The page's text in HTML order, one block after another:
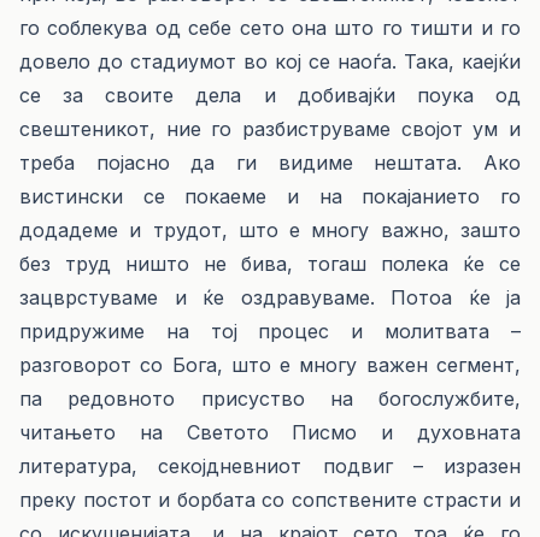
го соблекува од себе сето она што го тишти и го
довело до стадиумот во кој се наоѓа. Така, каејќи
се за своите дела и добивајќи поука од
свештеникот, ние го разбиструваме својот ум и
треба појасно да ги видиме нештата. Ако
вистински се покаеме и на покајанието го
додадеме и трудот, што е многу важно, зашто
без труд ништо не бива, тогаш полека ќе се
зацврстуваме и ќе оздравуваме. Потоа ќе ја
придружиме на тој процес и молитвата –
разговорот со Бога, што е многу важен сегмент,
па редовното присуство на богослужбите,
читањето на Светото Писмо и духовната
литература, секојдневниот подвиг – изразен
преку постот и борбата со сопствените страсти и